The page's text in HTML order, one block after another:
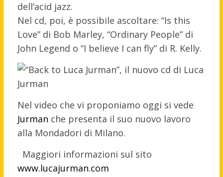
dell’acid jazz.
Nel cd, poi, è possibile ascoltare: “Is this
Love” di Bob Marley, “Ordinary People” di
John Legend o “I believe I can fly” di R. Kelly.
Nel video che vi proponiamo oggi si vede
Jurman che presenta il suo nuovo lavoro
alla Mondadori di Milano.
Maggiori informazioni sul sito
www.lucajurman.com